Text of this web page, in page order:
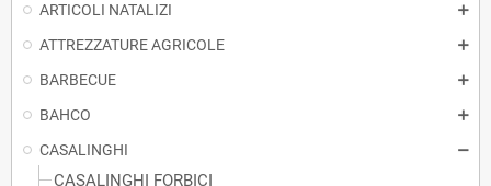
ARTICOLI NATALIZI
ATTREZZATURE AGRICOLE
BARBECUE
BAHCO
CASALINGHI
CASALINGHI FORBICI